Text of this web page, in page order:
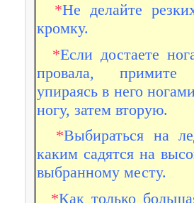
*Не делайте
кромку.
*Если достаете
провала, примите
упираясь в него
ногу, затем вторую.
*Выбираться на
каким садятся на
выбранному месту.
*Как только